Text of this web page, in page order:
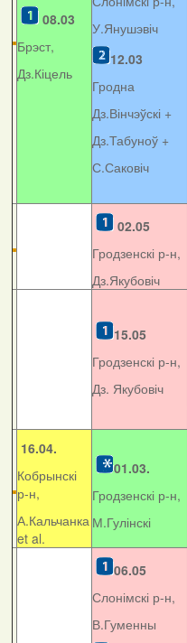
08.03
Брэст,
Дз.Кіцель
У.Янушэвіч
12.03
Гродна
Дз.Вінчэўскі +
Дз.Табуноў +
С.Саковіч
02.05
Гродзенскі р-н,
Дз.Якубовіч
15.05
Гродзенскі р-н,
Дз. Якубовіч
16.04.
Кобрынскі
р-н,
А.Кальчанка
et al.
01.03.
Гродзенскі р-н,
М.Гулінскі
06.05
Слонімскі р-н,
В.Гуменны